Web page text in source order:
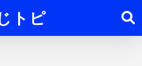
トピ